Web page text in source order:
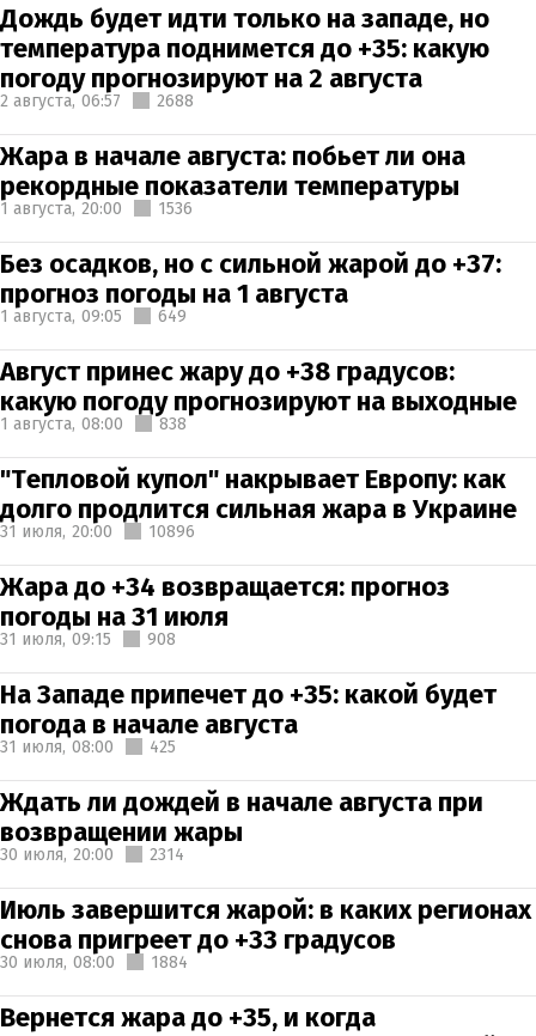
Дождь будет идти только на западе, но
температура поднимется до +35: какую
погоду прогнозируют на 2 августа
2 августа, 06:57 2688
Жара в начале августа: побьет ли она
рекордные показатели температуры
1 августа, 20:00 1536
Без осадков, но с сильной жарой до +37:
прогноз погоды на 1 августа
1 августа, 09:05 649
Август принес жару до +38 градусов:
какую погоду прогнозируют на выходные
1 августа, 08:00 838
"Тепловой купол" накрывает Европу: как
долго продлится сильная жара в Украине
31 июля, 20:00 10896
Жара до +34 возвращается: прогноз
погоды на 31 июля
31 июля, 09:15 908
На Западе припечет до +35: какой будет
погода в начале августа
31 июля, 08:00 425
Ждать ли дождей в начале августа при
возвращении жары
30 июля, 20:00 2314
Июль завершится жарой: в каких регионах
снова пригреет до +33 градусов
30 июля, 08:00 1884
Вернется жара до +35, и когда